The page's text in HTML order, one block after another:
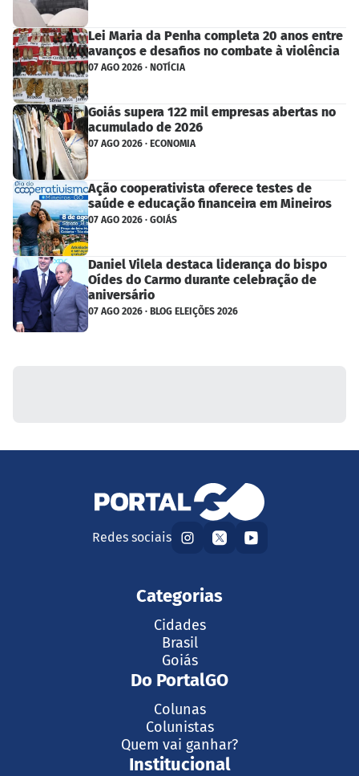
Lei Maria da Penha completa 20 anos entre
avanços e desafios no combate à violência
07 AGO 2026 · NOTÍCIA
Goiás supera 122 mil empresas abertas no
acumulado de 2026
07 AGO 2026 · ECONOMIA
Ação cooperativista oferece testes de
saúde e educação financeira em Mineiros
07 AGO 2026 · GOIÁS
Daniel Vilela destaca liderança do bispo
Oídes do Carmo durante celebração de
aniversário
07 AGO 2026 · BLOG ELEIÇÕES 2026
Redes sociais
Categorias
Cidades
Brasil
Goiás
Do PortalGO
Colunas
Colunistas
Quem vai ganhar?
Institucional